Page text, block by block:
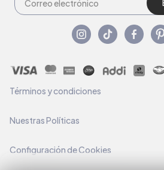
Términos y condiciones
Nuestras Políticas
Configuración de Cookies